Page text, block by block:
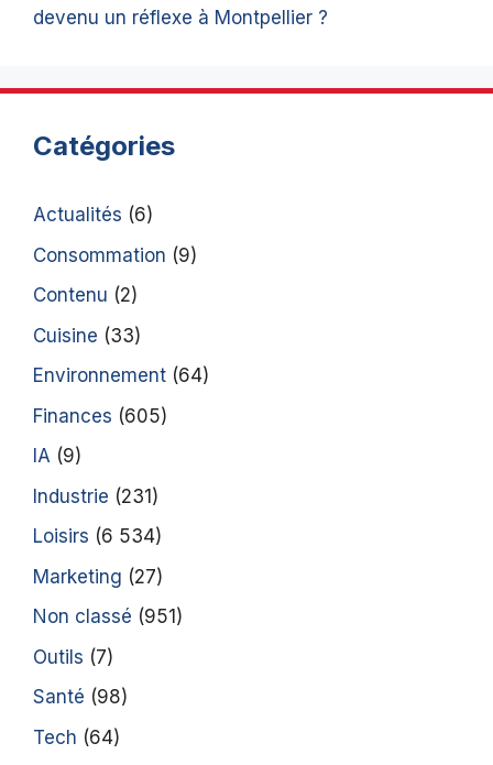
devenu un réflexe à Montpellier ?
Catégories
Actualités (6)
Consommation (9)
Contenu (2)
Cuisine (33)
Environnement (64)
Finances (605)
IA (9)
Industrie (231)
Loisirs (6 534)
Marketing (27)
Non classé (951)
Outils (7)
Santé (98)
Tech (64)